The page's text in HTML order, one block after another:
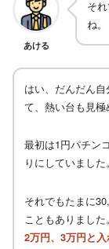
あける
そ
ね。
はい、だんだん
て、熱い台も見極
最初は1円パチン
りにしていました。
それでもたまに
こともありました。
2万円、3万円と